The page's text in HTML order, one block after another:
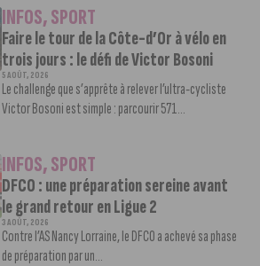
INFOS,SPORT
Faire le tour de la Côte-d’Or à vélo en
trois jours : le défi de Victor Bosoni
5 AOÛT, 2026
Le challenge que s’apprête à relever l’ultra-cycliste
Victor Bosoni est simple : parcourir 571...
INFOS,SPORT
DFCO : une préparation sereine avant
le grand retour en Ligue 2
3 AOÛT, 2026
Contre l’AS Nancy Lorraine, le DFCO a achevé sa phase
de préparation par un...